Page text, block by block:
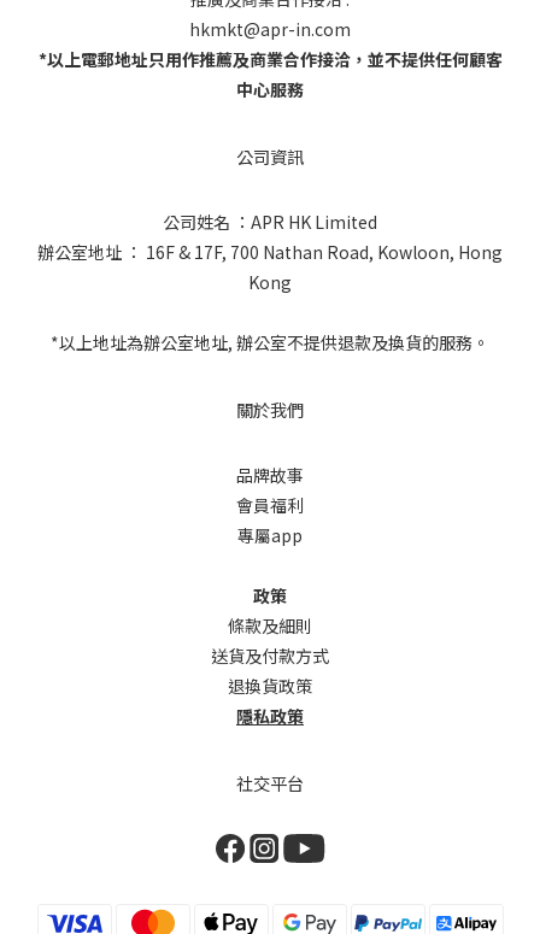
hkmkt@apr-in.com
*以上電郵地址只用作推薦及商業合作接洽，並不提供任何顧客
中心服務
公司資訊
公司姓名 ：APR HK Limited
辦公室地址 ： 16F & 17F, 700 Nathan Road, Kowloon, Hong
Kong
*以上地址為辦公室地址, 辦公室不提供退款及換貨的服務。
關於我們
品牌故事
會員福利
專屬app
政策
條款及細則
送貨及付款方式
退換貨政策
隱私政策
社交平台